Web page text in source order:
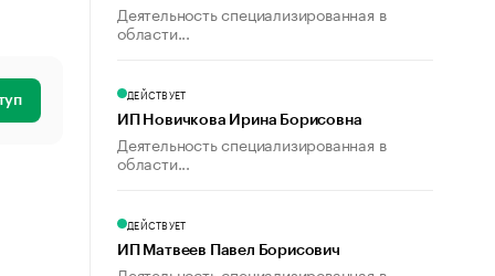
Деятельность специализированная в
области...
ДЕЙСТВУЕТ
ИП Новичкова Ирина Борисовна
Деятельность специализированная в
области...
ДЕЙСТВУЕТ
ИП Матвеев Павел Борисович